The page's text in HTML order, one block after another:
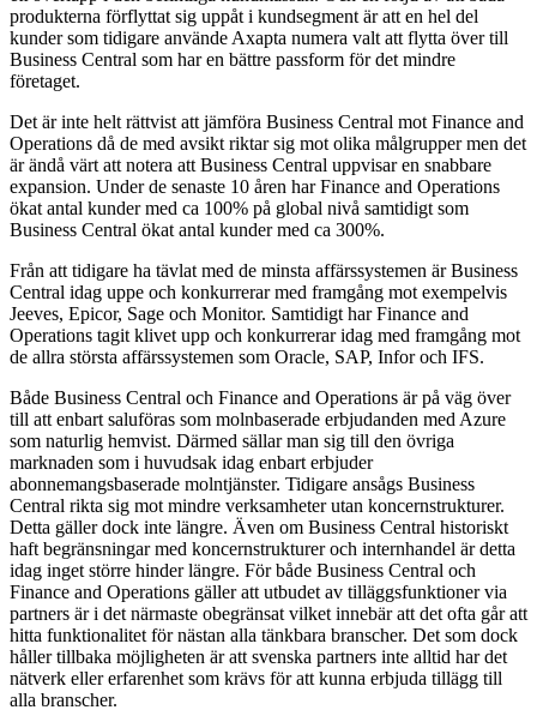
produkterna förflyttat sig uppåt i kundsegment är att en hel del
kunder som tidigare använde Axapta numera valt att flytta över till
Business Central som har en bättre passform för det mindre
företaget.
Det är inte helt rättvist att jämföra Business Central mot Finance and
Operations då de med avsikt riktar sig mot olika målgrupper men det
är ändå värt att notera att Business Central uppvisar en snabbare
expansion. Under de senaste 10 åren har Finance and Operations
ökat antal kunder med ca 100% på global nivå samtidigt som
Business Central ökat antal kunder med ca 300%.
Från att tidigare ha tävlat med de minsta affärssystemen är Business
Central idag uppe och konkurrerar med framgång mot exempelvis
Jeeves, Epicor, Sage och Monitor. Samtidigt har Finance and
Operations tagit klivet upp och konkurrerar idag med framgång mot
de allra största affärssystemen som Oracle, SAP, Infor och IFS.
Både Business Central och Finance and Operations är på väg över
till att enbart saluföras som molnbaserade erbjudanden med Azure
som naturlig hemvist. Därmed sällar man sig till den övriga
marknaden som i huvudsak idag enbart erbjuder
abonnemangsbaserade molntjänster. Tidigare ansågs Business
Central rikta sig mot mindre verksamheter utan koncernstrukturer.
Detta gäller dock inte längre. Även om Business Central historiskt
haft begränsningar med koncernstrukturer och internhandel är detta
idag inget större hinder längre. För både Business Central och
Finance and Operations gäller att utbudet av tilläggsfunktioner via
partners är i det närmaste obegränsat vilket innebär att det ofta går att
hitta funktionalitet för nästan alla tänkbara branscher. Det som dock
håller tillbaka möjligheten är att svenska partners inte alltid har det
nätverk eller erfarenhet som krävs för att kunna erbjuda tillägg till
alla branscher.